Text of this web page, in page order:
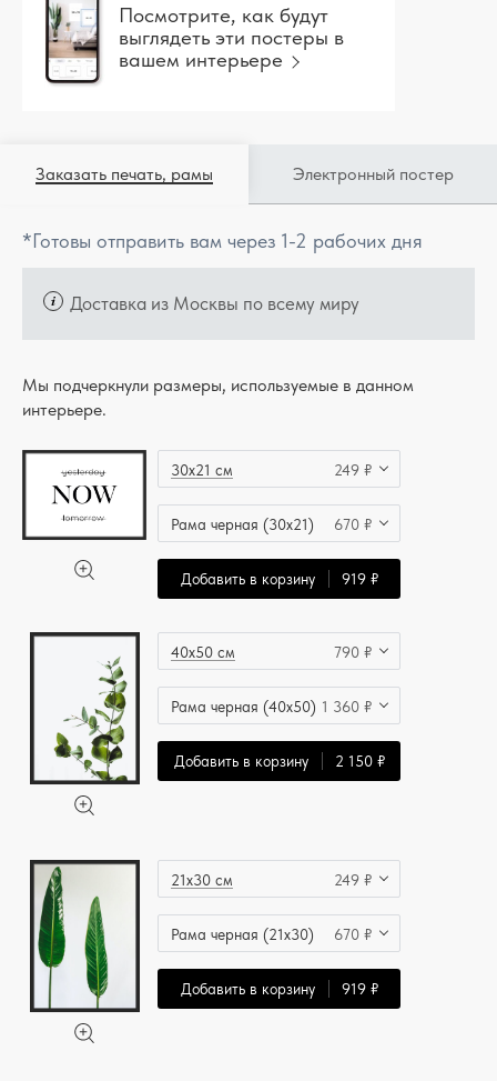
Посмотрите, как будут
выглядеть эти постеры в
вашем интерьере
Заказать печать, рамы Электронный постер
*Готовы отправить вам через 1-2 рабочих дня
Доставка из Москвы по всему миру
Мы подчеркнули размеры, используемые в данном
интерьере.
30x21 см 249 ₽
Рама черная (30x21) 670 ₽
Добавить в корзину 919 ₽
40x50 см 790 ₽
Рама черная (40x50) 1 360 ₽
Добавить в корзину 2 150 ₽
21x30 см 249 ₽
Рама черная (21x30) 670 ₽
Добавить в корзину 919 ₽